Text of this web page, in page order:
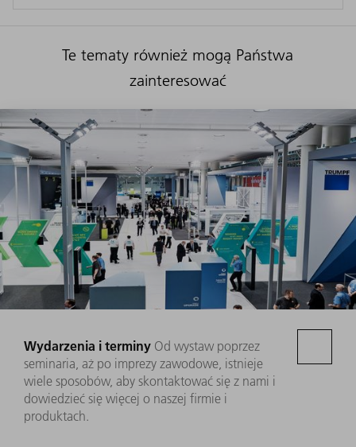
Te tematy również mogą Państwa
zainteresować
Wydarzenia i terminy Od wystaw poprzez
seminaria, aż po imprezy zawodowe, istnieje
wiele sposobów, aby skontaktować się z nami i
dowiedzieć się więcej o naszej firmie i
produktach.